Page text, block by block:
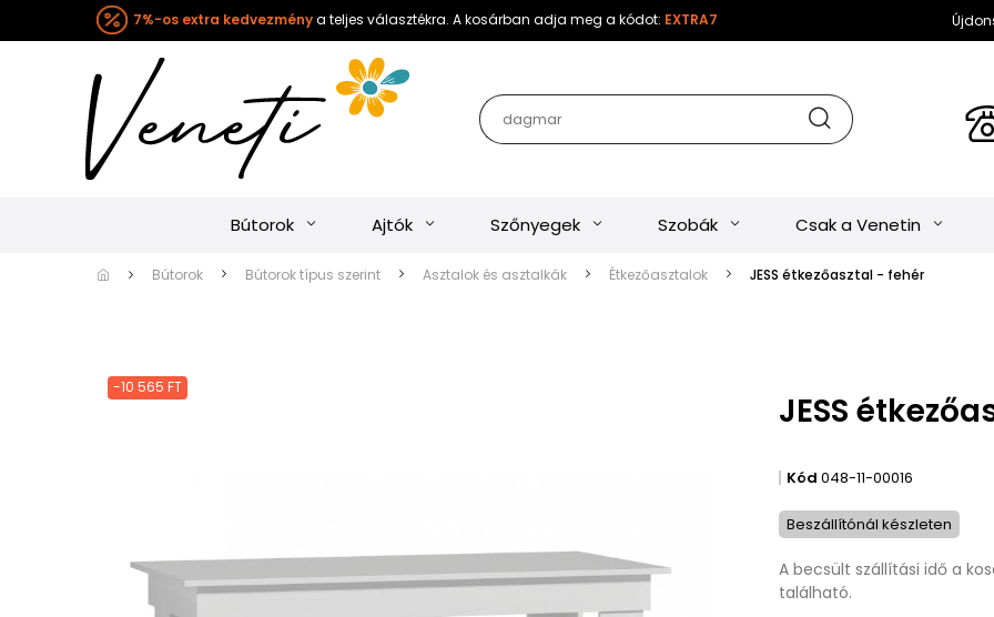
7%-os extra kedvezménya teljes választékra. A kosárban adja meg a kódot: EXTRA7
Bútorok Ajtók Szőnyegek Szobák Csak a Venetin
Bútorok Bútorok típus szerint Asztalok és asztalkák Étkezőasztalok JESS étkezőasztal - fehér
-10 565 FT
JESS
Kód 048-11-00016
Beszállítónál készleten
A becsült szállítási idő a
található.